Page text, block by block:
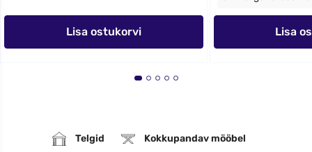
Lisa ostukorvi Lisa
Telgid
Kokkupandav mööbel